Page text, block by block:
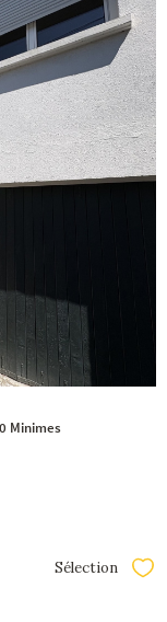
Minimes
Sélection